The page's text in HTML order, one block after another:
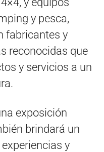
y pesca,
fabricantes y
reconocidas que
y servicios a un
exposición
brindará un
y